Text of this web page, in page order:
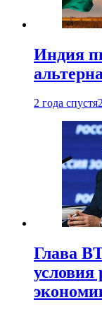
Индия
2 года спустя
Глава
условия